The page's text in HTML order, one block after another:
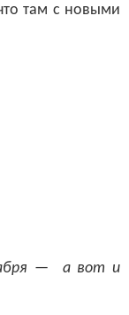
там с новыми
— а вот и